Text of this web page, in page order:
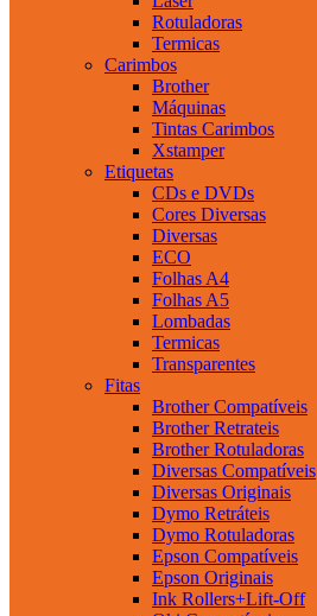
Rotuladoras
Termicas
Carimbos
Brother
Máquinas
Tintas Carimbos
Xstamper
Etiquetas
CDs e DVDs
Cores Diversas
Diversas
ECO
Folhas A4
Folhas A5
Lombadas
Termicas
Transparentes
Fitas
Brother Compatíveis
Brother Retrateis
Brother Rotuladoras
Diversas Compatíveis
Diversas Originais
Dymo Retráteis
Dymo Rotuladoras
Epson Compatíveis
Epson Originais
Ink Rollers+Lift-Off